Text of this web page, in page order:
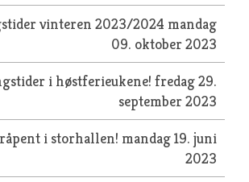
vinteren 2023/2024 mandag
09. oktober 2023
i høstferieukene! fredag 29.
september 2023
i storhallen! mandag 19. juni
2023